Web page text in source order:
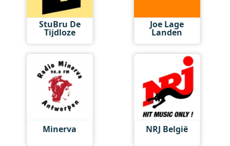
StuBru De
Tijdloze
Joe Lage
Landen
Minerva NRJ België